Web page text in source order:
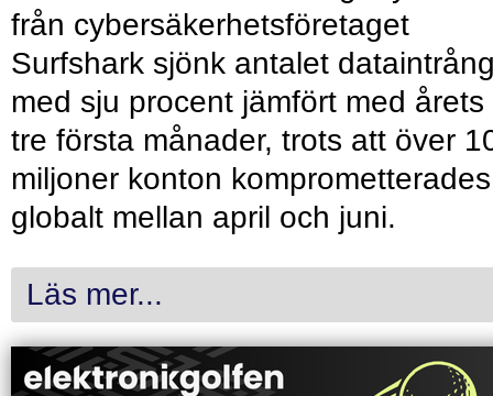
från cybersäkerhetsföretaget
Surfshark sjönk antalet
med sju procent jämfört med årets
tre första månader, trots att över
miljoner konton komprometterades
globalt mellan april och juni.
Läs mer...